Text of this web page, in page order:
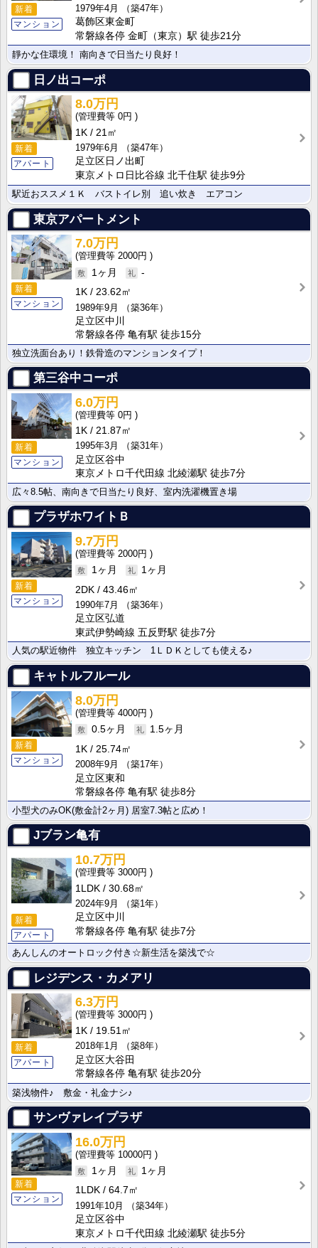
新着
マンション
1979年4月
（築47年）
葛飾区東金町
常磐線各停 金町（東京）駅 徒歩21分
靜かな住環境！ 南向きで日当たり良好！
日ノ出コーポ
新着
アパート
8.0万円
0円
1K
21㎡
1979年6月
（築47年）
足立区日ノ出町
東京メトロ日比谷線 北千住駅 徒歩9分
駅近おススメ１Ｋ バストイレ別 追い炊き エアコン
東京アパートメント
新着
マンション
7.0万円
2000円
1ヶ月
-
1K
23.62㎡
1989年9月
（築36年）
足立区中川
常磐線各停 亀有駅 徒歩15分
独立洗面台あり！鉄骨造のマンションタイプ！
第三谷中コーポ
新着
マンション
6.0万円
0円
1K
21.87㎡
1995年3月
（築31年）
足立区谷中
東京メトロ千代田線 北綾瀬駅 徒歩7分
広々8.5帖、南向きで日当たり良好、室内洗濯機置き場
プラザホワイトＢ
新着
マンション
9.7万円
2000円
1ヶ月
1ヶ月
2DK
43.46㎡
1990年7月
（築36年）
足立区弘道
東武伊勢崎線 五反野駅 徒歩7分
人気の駅近物件 独立キッチン 1ＬＤＫとしても使える♪
キャトルフルール
新着
マンション
8.0万円
4000円
0.5ヶ月
1.5ヶ月
1K
25.74㎡
2008年9月
（築17年）
足立区東和
常磐線各停 亀有駅 徒歩8分
小型犬のみOK(敷金計2ヶ月) 居室7.3帖と広め！
Jブラン亀有
新着
アパート
10.7万円
3000円
1LDK
30.68㎡
2024年9月
（築1年）
足立区中川
常磐線各停 亀有駅 徒歩7分
あんしんのオートロック付き☆新生活を築浅で☆
レジデンス・カメアリ
新着
アパート
6.3万円
3000円
1K
19.51㎡
2018年1月
（築8年）
足立区大谷田
常磐線各停 亀有駅 徒歩20分
築浅物件♪ 敷金・礼金ナシ♪
サンヴァレイプラザ
新着
マンション
16.0万円
10000円
1ヶ月
1ヶ月
1LDK
64.7㎡
1991年10月
（築34年）
足立区谷中
東京メトロ千代田線 北綾瀬駅 徒歩5分